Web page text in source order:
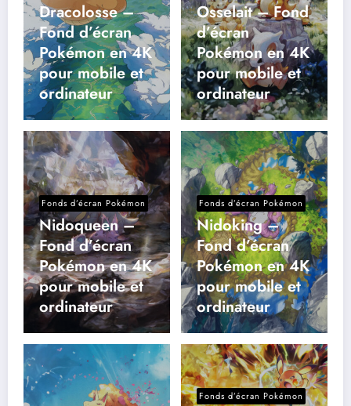
Dracolosse –
Fond d’écran
Pokémon en 4K
pour mobile et
ordinateur
Osselait – Fond
d’écran
Pokémon en 4K
pour mobile et
ordinateur
Fonds d’écran Pokémon
Nidoqueen –
Fond d’écran
Pokémon en 4K
pour mobile et
ordinateur
Fonds d’écran Pokémon
Nidoking –
Fond d’écran
Pokémon en 4K
pour mobile et
ordinateur
Fonds d’écran Pokémon